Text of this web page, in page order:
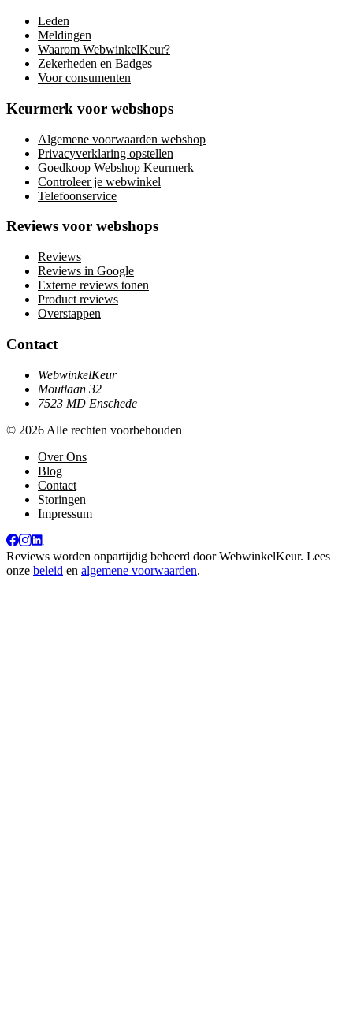
Leden
Meldingen
Waarom WebwinkelKeur?
Zekerheden en Badges
Voor consumenten
Keurmerk voor webshops
Algemene voorwaarden webshop
Privacyverklaring opstellen
Goedkoop Webshop Keurmerk
Controleer je webwinkel
Telefoonservice
Reviews voor webshops
Reviews
Reviews in Google
Externe reviews tonen
Product reviews
Overstappen
Contact
WebwinkelKeur
Moutlaan 32
7523 MD Enschede
© 2026 Alle rechten voorbehouden
Over Ons
Blog
Contact
Storingen
Impressum
Reviews worden onpartijdig beheerd doorWebwinkelKeur. Lees
onze beleid en algemene voorwaarden.